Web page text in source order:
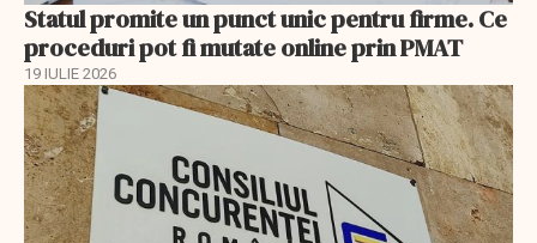
Statul promite un punct unic pentru firme. Ce
proceduri pot fi mutate online prin PMAT
19 IULIE 2026